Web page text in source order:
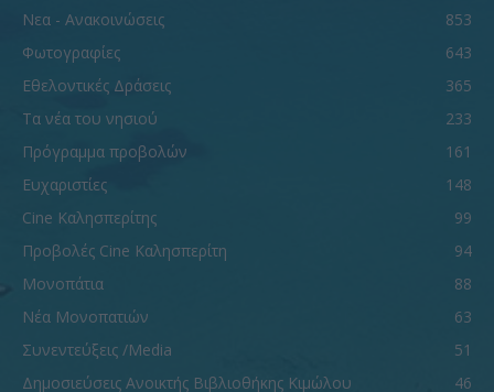
Νεα - Ανακοινώσεις
853
Φωτογραφίες
643
Εθελοντικές Δράσεις
365
Τα νέα του νησιού
233
Πρόγραμμα προβολών
161
Ευχαριστίες
148
Cine Καλησπερίτης
99
Προβολές Cine Καλησπερίτη
94
Μονοπάτια
88
Νέα Μονοπατιών
63
Συνεντεύξεις /Media
51
Δημοσιεύσεις Ανοικτής Βιβλιοθήκης Κιμώλου
46